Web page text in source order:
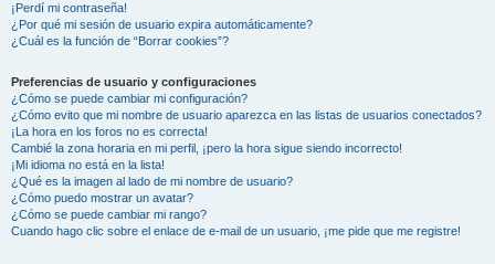
¡Perdí mi contraseña!
¿Por qué mi sesión de usuario expira automáticamente?
¿Cuál es la función de “Borrar cookies”?
Preferencias de usuario y configuraciones
¿Cómo se puede cambiar mi configuración?
¿Cómo evito que mi nombre de usuario aparezca en las listas de usuarios conectados?
¡La hora en los foros no es correcta!
Cambié la zona horaria en mi perfil, ¡pero la hora sigue siendo incorrecto!
¡Mi idioma no está en la lista!
¿Qué es la imagen al lado de mi nombre de usuario?
¿Cómo puedo mostrar un avatar?
¿Cómo se puede cambiar mi rango?
Cuando hago clic sobre el enlace de e-mail de un usuario, ¡me pide que me registre!